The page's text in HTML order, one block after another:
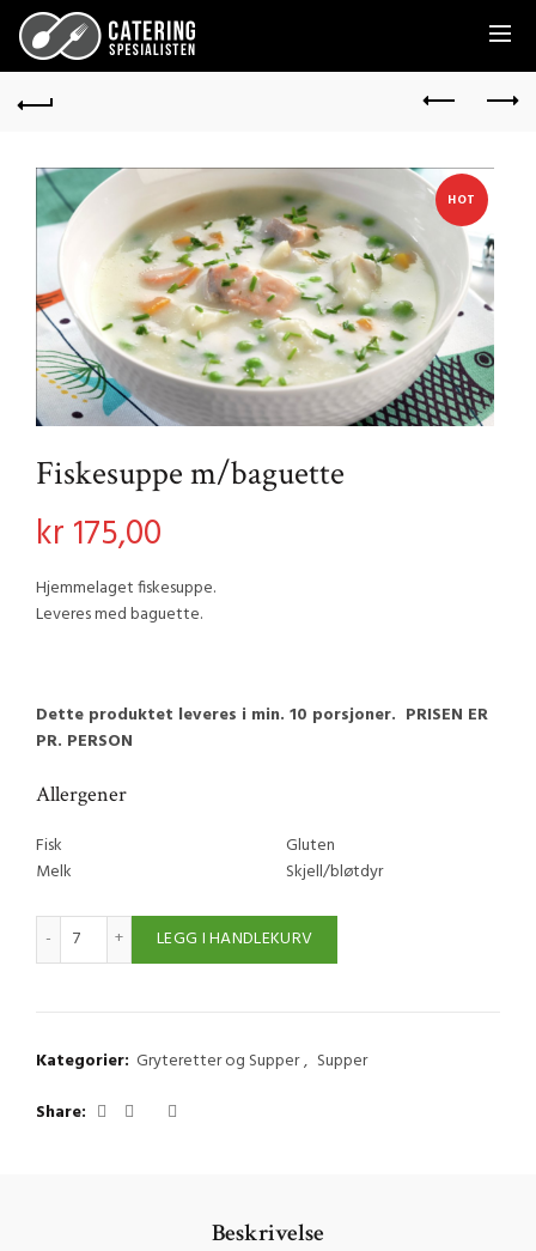
HOT
Fiskesuppe m/baguette
kr 175,00
Hjemmelaget fiskesuppe.
Leveres med baguette.
Dette produktet leveres i min. 10 porsjoner. PRISEN ER
PR. PERSON
Allergener
Fisk
Gluten
Melk
Skjell/bløtdyr
Fiskesuppe m/baguette antall
LEGG I HANDLEKURV
Kategorier: Gryteretter og Supper, Supper
Share
Beskrivelse